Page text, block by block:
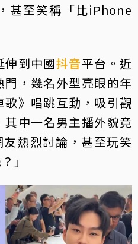
甚至笑稱「比iPhone
伸到中國抖音平台。近
，幾名外型亮眼的年
歌》唱跳互動，吸引觀
中一名男主播外貌竟
熱烈討論，甚至玩笑
」